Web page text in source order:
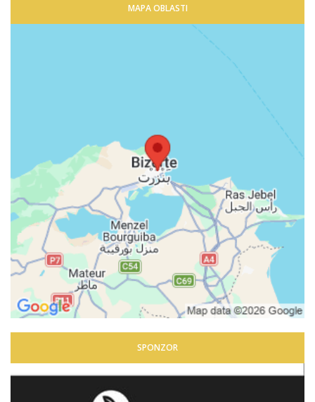
MAPA OBLASTI
SPONZOR